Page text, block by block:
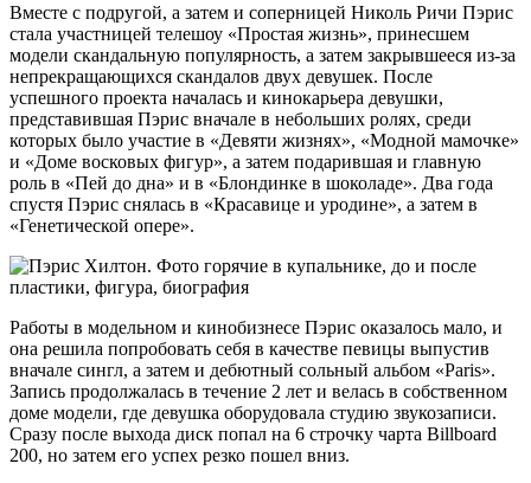
Вместе с подругой, а затем и соперницей Николь Ричи Пэрис
стала участницей телешоу «Простая жизнь», принесшем
модели скандальную популярность, а затем закрывшееся из-за
непрекращающихся скандалов двух девушек. После
успешного проекта началась и кинокарьера девушки,
представившая Пэрис вначале в небольших ролях, среди
которых было участие в «Девяти жизнях», «Модной мамочке»
и «Доме восковых фигур», а затем подарившая и главную
роль в «Пей до дна» и в «Блондинке в шоколаде». Два года
спустя Пэрис снялась в «Красавице и уродине», а затем в
«Генетической опере».
Работы в модельном и кинобизнесе Пэрис оказалось мало, и
она решила попробовать себя в качестве певицы выпустив
вначале сингл, а затем и дебютный сольный альбом «Paris».
Запись продолжалась в течение 2 лет и велась в собственном
доме модели, где девушка оборудовала студию звукозаписи.
Сразу после выхода диск попал на 6 строчку чарта Billboard
200, но затем его успех резко пошел вниз.